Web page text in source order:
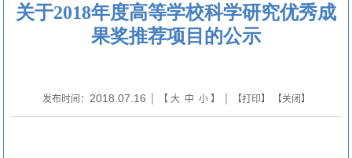
关于2018年度高等学校科学研究优秀成
果奖推荐项目的公示
发布时间： 2018.07.16 | 【 大 中 小】 | 【打印】 【关闭】